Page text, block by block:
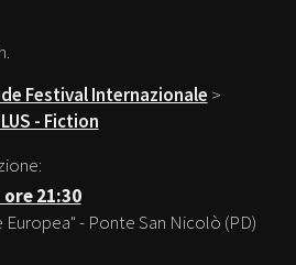
Festival Internazionale >
- Fiction
ore 21:30
Europea" - Ponte San Nicolò (PD)